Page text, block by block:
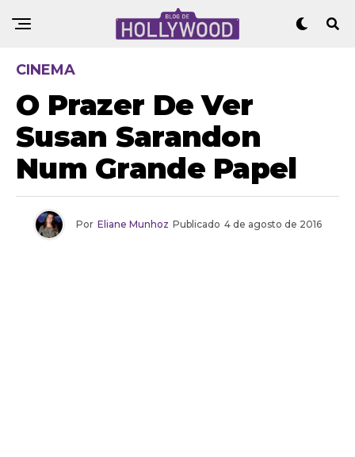
CINEMA
O Prazer De Ver
Susan Sarandon
Num Grande Papel
Por Eliane Munhoz Publicado 4 de agosto de 2016